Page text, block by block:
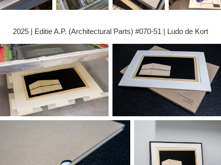
2025 | Editie A.P. (Architectural Parts) #070-51 | Ludo de Kort